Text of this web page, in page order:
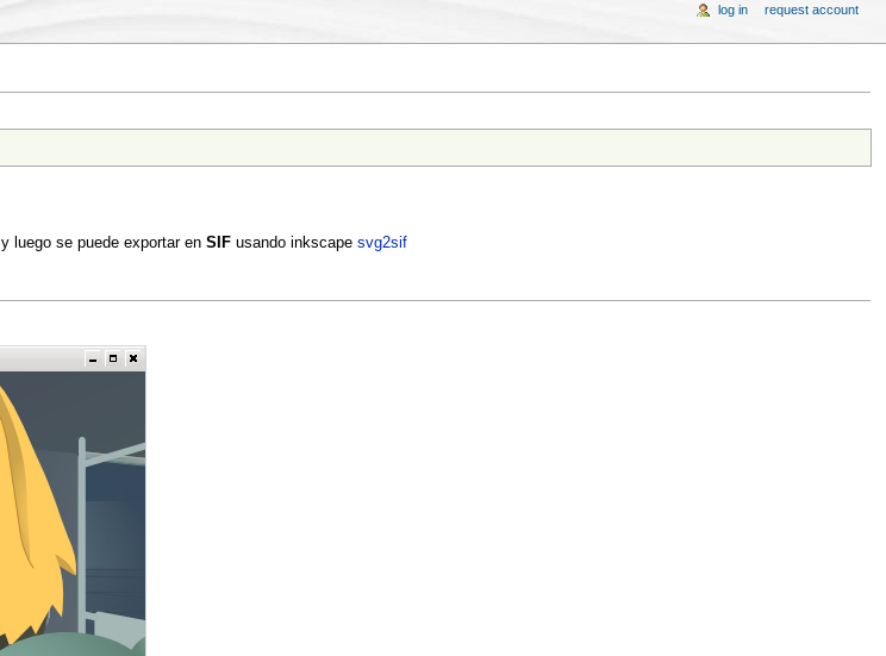
y luego se puede exportar en SIFusando inkscape svg2sif
log in request account